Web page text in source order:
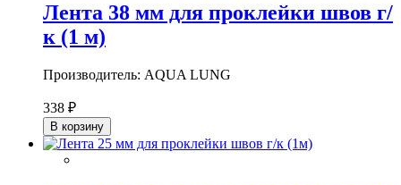
Лента 38 мм для проклейки швов г/
к (1 м)
Производитель: AQUA LUNG
338 ₽
В корзину